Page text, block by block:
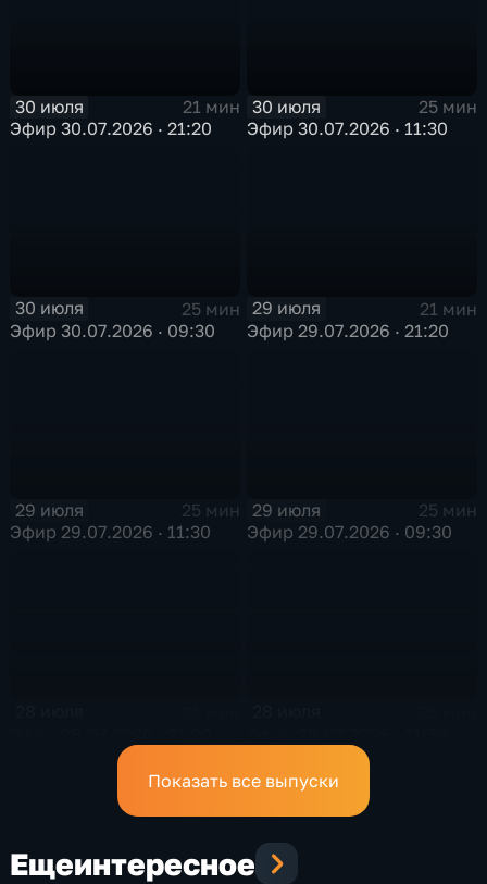
30 июля
21 мин
Эфир 30.07.2026 · 21:20
30 июля
25 мин
Эфир 30.07.2026 · 11:30
30 июля
25 мин
Эфир 30.07.2026 · 09:30
29 июля
21 мин
Эфир 29.07.2026 · 21:20
29 июля
25 мин
Эфир 29.07.2026 · 11:30
29 июля
25 мин
Эфир 29.07.2026 · 09:30
Показать все выпуски
Ещеинтересное